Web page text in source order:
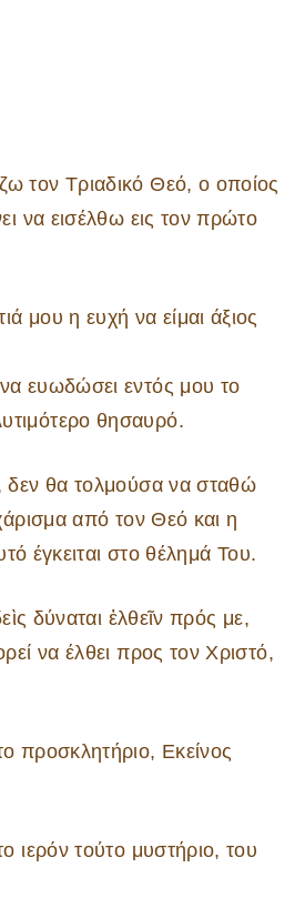
τον Τριαδικό Θεό, ο οποίος
να εισέλθω εις τον πρώτο
μου η ευχή να είμαι άξιος
ευωδώσει εντός μου το
θησαυρό.
δεν θα τολμούσα να σταθώ
από τον Θεό και η
έγκειται στο θέλημά Του.
δύναται ἐλθεῖν πρός με,
να έλθει προς τον Χριστό,
προσκλητήριο, Εκείνος
ιερόν τούτο μυστήριο, του